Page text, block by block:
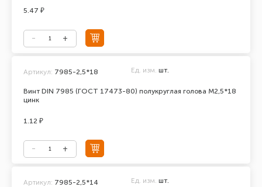
5.47 ₽
Винт DIN 7985 (ГОСТ 17473-80) полукруглая голова М2,5*18
цинк
Артикул: 7985-2,5*18 Ед. изм. шт.
1.12 ₽
Артикул: 7985-2,5*14 Ед. изм. шт.